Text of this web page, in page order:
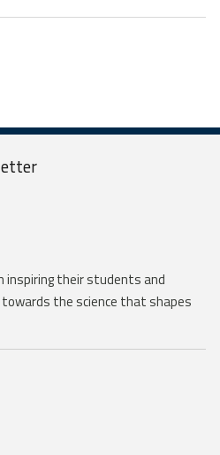
inspiring their students and
the science that shapes